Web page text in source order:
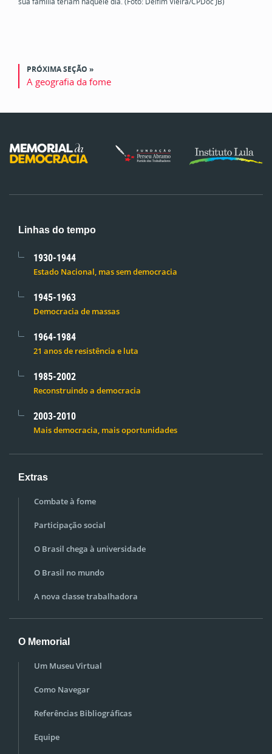
PRÓXIMA SEÇÃO »
A geografia da fome
Linhas do tempo
1930-1944
Estado Nacional, mas sem democracia
1945-1963
Democracia de massas
1964-1984
21 anos de resistência e luta
1985-2002
Reconstruindo a democracia
2003-2010
Mais democracia, mais oportunidades
Extras
Combate à fome
Participação social
O Brasil chega à universidade
O Brasil no mundo
A nova classe trabalhadora
O Memorial
Um Museu Virtual
Como Navegar
Referências Bibliográficas
Equipe